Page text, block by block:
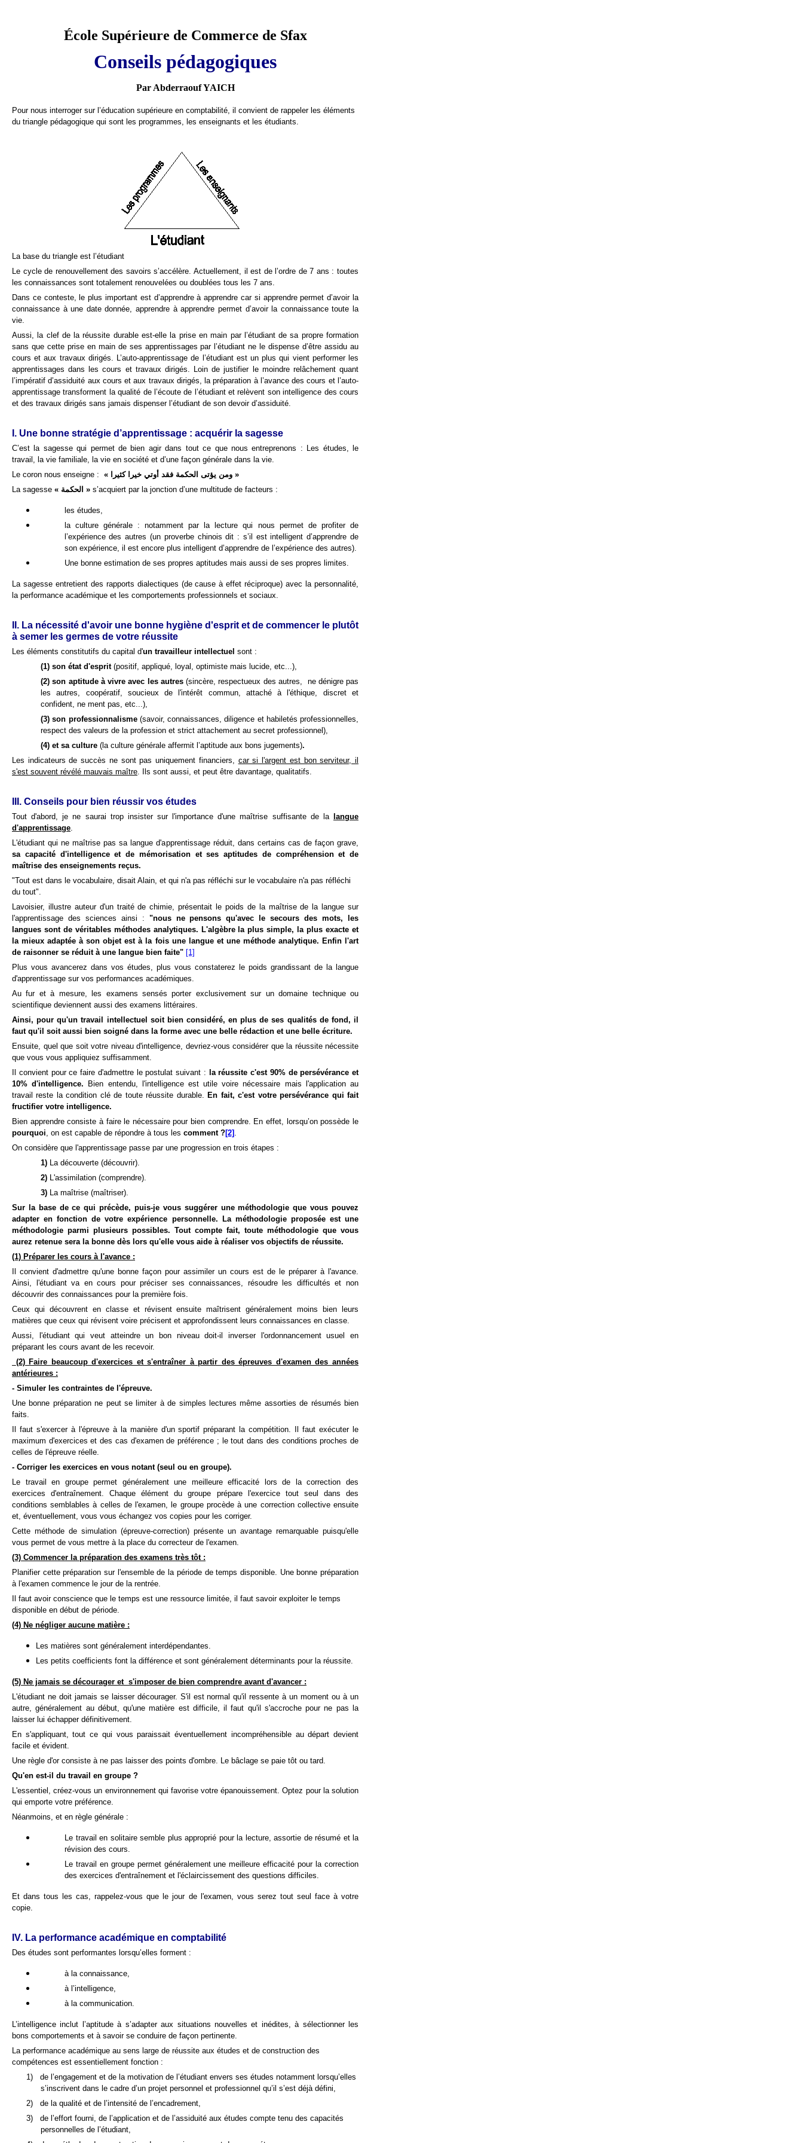
École Supérieure de Commerce de Sfax
Conseils pédagogiques
Par Abderraouf YAICH
Pour nous interroger sur l’éducation supérieure en comptabilité, il convient de rappeler les éléments
du triangle pédagogique qui sont les programmes, les enseignants et les étudiants.
La base du triangle est l’étudiant
Le cycle de renouvellement des savoirs s’accélère. Actuellement, il est de l’ordre de 7 ans : toutes
les connaissances sont totalement renouvelées ou doublées tous les 7 ans.
Dans ce conteste, le plus important est d’apprendre à apprendre car si apprendre permet d’avoir la
connaissance à une date donnée, apprendre à apprendre permet d’avoir la connaissance toute la
vie.
Aussi, la clef de la réussite durable est-elle la prise en main par l’étudiant de sa propre formation
sans que cette prise en main de ses apprentissages par l’étudiant ne le dispense d’être assidu au
cours et aux travaux dirigés. L’auto-apprentissage de l’étudiant est un plus qui vient performer les
apprentissages dans les cours et travaux dirigés. Loin de justifier le moindre relâchement quant
l’impératif d’assiduité aux cours et aux travaux dirigés, la préparation à l’avance des cours et l’auto-
apprentissage transforment la qualité de l’écoute de l’étudiant et relèvent son intelligence des cours
et des travaux dirigés sans jamais dispenser l’étudiant de son devoir d’assiduité.
I. Une bonne stratégie d’apprentissage : acquérir la sagesse
C’est la sagesse qui permet de bien agir dans tout ce que nous entreprenons : Les études, le
travail, la vie familiale, la vie en société et d’une façon générale dans la vie.
Le coron nous enseigne : « ومن يؤتى الحكمة فقد أوتي خيرا كثيرا »
La sagesse « الحكمة » s’acquiert par la jonction d’une multitude de facteurs :
les études,
la culture générale : notamment par la lecture qui nous permet de profiter de
l’expérience des autres (un proverbe chinois dit : s’il est intelligent d’apprendre de
son expérience, il est encore plus intelligent d’apprendre de l’expérience des autres).
Une bonne estimation de ses propres aptitudes mais aussi de ses propres limites.
La sagesse entretient des rapports dialectiques (de cause à effet réciproque) avec la personnalité,
la performance académique et les comportements professionnels et sociaux.
II. La nécessité d'avoir une bonne hygiène d'esprit et de commencer le plutôt
à semer les germes de votre réussite
Les éléments constitutifs du capital d'un travailleur intellectuel sont :
(1) son état d'esprit(positif, appliqué, loyal, optimiste mais lucide, etc...),
(2) son aptitude à vivre avec les autres(sincère, respectueux des autres,
ne dénigre pas
les autres, coopératif, soucieux de l'intérêt commun, attaché à l'éthique, discret et
confident, ne ment pas, etc...),
(3) son professionnalisme(savoir, connaissances, diligence et habiletés professionnelles,
respect des valeurs de la profession et strict attachement au secret professionnel),
(4) et sa culture (la culture générale affermit l’aptitude aux bons jugements).
Les indicateurs de succès ne sont pas uniquement financiers, car si l'argent est bon serviteur, il
s'est souvent révélé mauvais maître. Ils sont aussi, et peut être davantage, qualitatifs.
III. Conseils pour bien réussir vos études
Tout d'abord, je ne saurai trop insister sur l'importance d'une maîtrise suffisante de la
langue
d'apprentissage.
L'étudiant qui ne maîtrise pas sa langue d'apprentissage réduit, dans certains cas de façon grave,
sa capacité d'intelligence et de mémorisation et ses aptitudes de compréhension et de
maîtrise des enseignements reçus.
"Tout est dans le vocabulaire, disait Alain, et qui n'a pas réfléchi sur le vocabulaire n'a pas réfléchi
du tout".
Lavoisier, illustre auteur d'un traité de chimie, présentait le poids de la maîtrise de la langue sur
l'apprentissage des sciences ainsi : "nous ne pensons qu'avec le secours des mots, les
langues sont de véritables méthodes analytiques. L'algèbre la plus simple, la plus exacte et
la mieux adaptée à son objet est à la fois une langue et une méthode analytique. Enfin l'art
de raisonner se réduit à une langue bien faite" [1]
Plus vous avancerez dans vos études, plus vous constaterez le poids grandissant de la langue
d'apprentissage sur vos performances académiques.
Au fur et à mesure, les examens sensés porter exclusivement sur un domaine technique ou
scientifique deviennent aussi des examens littéraires.
Ainsi, pour qu'un travail intellectuel soit bien considéré, en plus de ses qualités de fond, il
faut qu'il soit aussi bien soigné dans la forme avec une belle rédaction et une belle écriture.
Ensuite, quel que soit votre niveau d'intelligence, devriez-vous considérer que la réussite nécessite
que vous vous appliquiez suffisamment.
Il convient pour ce faire d'admettre le postulat suivant :
la réussite c'est 90% de persévérance et
10% d'intelligence. Bien entendu, l'intelligence est utile voire nécessaire mais l'application au
travail reste la condition clé de toute réussite durable. En fait, c'est votre persévérance qui fait
fructifier votre intelligence.
Bien apprendre consiste à faire le nécessaire pour bien comprendre. En effet, lorsqu’on possède le
pourquoi, on est capable de répondre à tous les comment ?[2] .
On considère que l'apprentissage passe par une progression en trois étapes :
1) La découverte (découvrir).
2) L'assimilation (comprendre).
3) La maîtrise (maîtriser).
Sur la base de ce qui précède, puis-je vous suggérer une méthodologie que vous pouvez
adapter en fonction de votre expérience personnelle. La méthodologie proposée est une
méthodologie parmi plusieurs possibles. Tout compte fait, toute méthodologie que vous
aurez retenue sera la bonne dès lors qu'elle vous aide à réaliser vos objectifs de réussite.
(1) Préparer les cours à l'avance :
Il convient d'admettre qu'une bonne façon pour assimiler un cours est de le préparer à l'avance.
Ainsi, l'étudiant va en cours pour préciser ses connaissances, résoudre les difficultés et non
découvrir des connaissances pour la première fois.
Ceux qui découvrent en classe et révisent ensuite maîtrisent généralement moins bien leurs
matières que ceux qui révisent voire précisent et approfondissent leurs connaissances en classe.
Aussi, l'étudiant qui veut atteindre un bon niveau doit-il inverser l'ordonnancement usuel en
préparant les cours avant de les recevoir.
(2) Faire beaucoup d'exercices et s'entraîner à partir des épreuves d'examen des années
antérieures :
- Simuler les contraintes de l'épreuve.
Une bonne préparation ne peut se limiter à de simples lectures même assorties de résumés bien
faits.
Il faut s'exercer à l'épreuve à la manière d'un sportif préparant la compétition. Il faut exécuter le
maximum d'exercices et des cas d'examen de préférence ; le tout dans des conditions proches de
celles de l'épreuve réelle.
- Corriger les exercices en vous notant (seul ou en groupe).
Le travail en groupe permet généralement une meilleure efficacité lors de la correction des
exercices d'entraînement. Chaque élément du groupe prépare l'exercice tout seul dans des
conditions semblables à celles de l'examen, le groupe procède à une correction collective ensuite
et, éventuellement, vous vous échangez vos copies pour les corriger.
Cette méthode de simulation (épreuve-correction) présente un avantage remarquable puisqu'elle
vous permet de vous mettre à la place du correcteur de l'examen.
(3) Commencer la préparation des examens très tôt :
Planifier cette préparation sur l'ensemble de la période de temps disponible. Une bonne préparation
à l'examen commence le jour de la rentrée.
Il faut avoir conscience que le temps est une ressource limitée, il faut savoir exploiter le temps
disponible en début de période.
(4) Ne négliger aucune matière :
Les matières sont généralement interdépendantes.
Les petits coefficients font la différence et sont généralement déterminants pour la réussite.
(5) Ne jamais se décourager et s'imposer de bien comprendre avant d'avancer :
L'étudiant ne doit jamais se laisser décourager. S'il est normal qu'il ressente à un moment ou à un
autre, généralement au début, qu'une matière est difficile, il faut qu'il s'accroche pour ne pas la
laisser lui échapper définitivement.
En s'appliquant, tout ce qui vous paraissait éventuellement incompréhensible au départ devient
facile et évident.
Une règle d'or consiste à ne pas laisser des points d'ombre. Le bâclage se paie tôt ou tard.
Qu'en est-il du travail en groupe ?
L'essentiel, créez-vous un environnement qui favorise votre épanouissement. Optez pour la solution
qui emporte votre préférence.
Néanmoins, et en règle générale :
Le travail en solitaire semble plus approprié pour la lecture, assortie de résumé et la
révision des cours.
Le travail en groupe permet généralement une meilleure efficacité pour la correction
des exercices d'entraînement et l'éclaircissement des questions difficiles.
Et dans tous les cas, rappelez-vous que le jour de l'examen, vous serez tout seul face à votre
copie.
IV. La performance académique en comptabilité
Des études sont performantes lorsqu’elles forment :
à la connaissance,
à l’intelligence,
à la communication.
L’intelligence inclut l’aptitude à s’adapter aux situations nouvelles et inédites, à sélectionner les
bons comportements et à savoir se conduire de façon pertinente.
La performance académique au sens large de réussite aux études et de construction des
compétences est essentiellement fonction :
1)
de l’engagement et de la motivation de l’étudiant envers ses études notamment lorsqu’elles
s’inscrivent dans le cadre d’un projet personnel et professionnel qu’il s’est déjà défini,
2)
de la qualité et de l’intensité de l’encadrement,
3)
de l’effort fourni, de l’application et de l’assiduité aux études compte tenu des capacités
personnelles de l’étudiant,